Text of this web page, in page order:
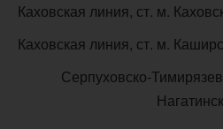
Каховская линия, ст. м.
Каховская линия, ст. м.
Серпуховско-